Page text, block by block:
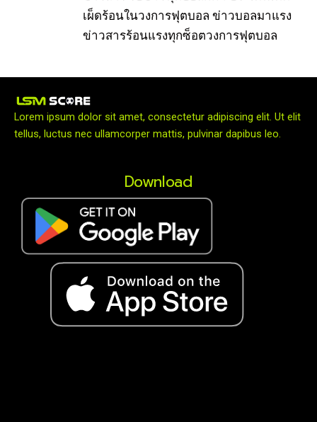
เผ็ดร้อนในวงการฟุตบอล ข่าวบอลมาแรง
ข่าวสารร้อนแรงทุกซ็อตวงการฟุตบอล
Lorem ipsum dolor sit amet, consectetur adipiscing elit. Ut elit
tellus, luctus nec ullamcorper mattis, pulvinar dapibus leo.
Download